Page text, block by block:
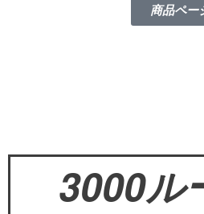
商品ペー
3000ル